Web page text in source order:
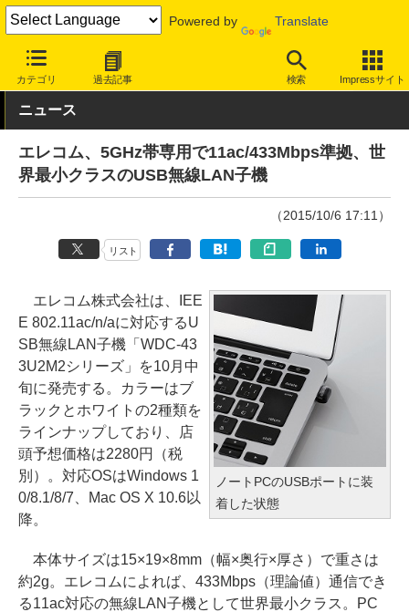
Powered by Translate
カテゴリ 過去記事 検索 Impressサイト
INTERNET Watch ハードウェア 無線LAN
ニュース
エレコム、5GHz帯専用で11ac/433Mbps準拠、世
界最小クラスのUSB無線LAN子機
（2015/10/6 17:11）
リスト
ノートPCのUSBポートに装
着した状態
エレコム株式会社は、IEE
E 802.11ac/n/aに対応するU
SB無線LAN子機「WDC-43
3U2M2シリーズ」を10月中
旬に発売する。カラーはブ
ラックとホワイトの2種類を
ラインナップしており、店
頭予想価格は2280円（税
別）。対応OSはWindows 1
0/8.1/8/7、Mac OS X 10.6以
降。
本体サイズは15×19×8mm（幅×奥行×厚さ）で重さは
約2g。エレコムによれば、433Mbps（理論値）通信でき
る11ac対応の無線LAN子機として世界最小クラス。PC